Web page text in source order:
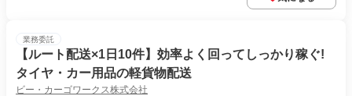
業務委託
【ルート配送×1日10件】効率よく回ってしっかり稼ぐ!
タイヤ・カー用品の軽貨物配送
ビー・カーゴワークス株式会社